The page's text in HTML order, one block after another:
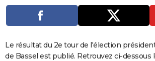
PROGRAMME TV
COPAINS D'AVANT
S'inscrire
Se connecter
Lycées
Collèges
Primaires
Universités
Entreprises
Service militaire
Avis de recherche
AVIS DE DÉCÈS
Le résultat du 2e tour de l'élection
de Bassel est publié. Retrouvez ci-dessous